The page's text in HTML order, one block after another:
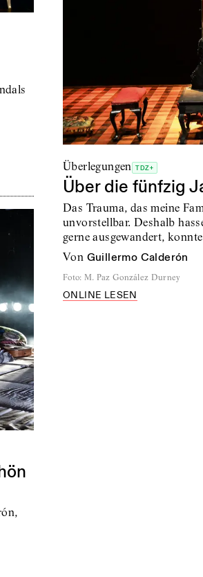
Überlegungen TDZ+
Über die fünfzig
Das Trauma, das meine
unvorstellbar. Deshalb
gerne ausgewandert,
von Guillermo Calderón
Foto: M. Paz González Durney
ONLINE LESEN